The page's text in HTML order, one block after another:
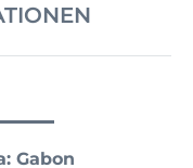
Gabon